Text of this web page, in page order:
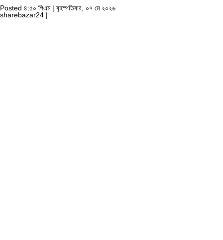
Posted ৪:৫০ পিএম | বৃহস্পতিবার, ০৭ মে ২০২৬
sharebazar24 |
sajed khan